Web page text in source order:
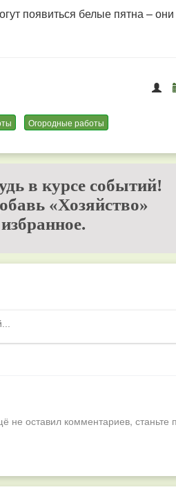
появиться белые пятна –
Огородные работы
в курсе событий!
«Хозяйство»
не оставил комментариев, станьте